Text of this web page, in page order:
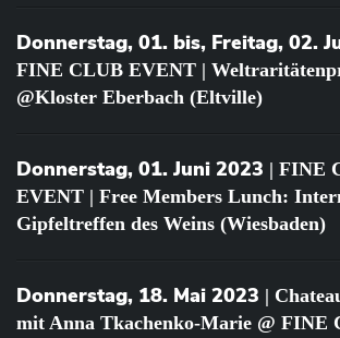
Donnerstag, 01. bis, Freitag, 02.
FINE CLUB EVENT |
@Kloster Eberbach (Eltville)
Donnerstag, 01. Juni 2023 | FINE
EVENT | Free Members Lunch:
Gipfeltreffen des Weins (Wiesbaden)
Donnerstag, 18. Mai 2023 |
mit Anna Tkachenko-Marie @ FINE